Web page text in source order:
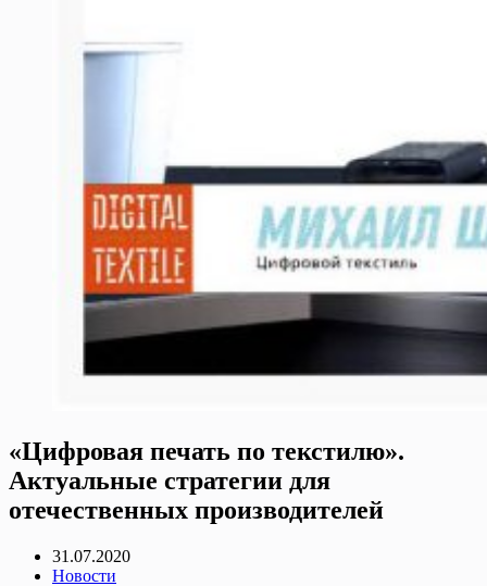
«Цифровая печать по текстилю».
Актуальные стратегии для
отечественных производителей
31.07.2020
Новости